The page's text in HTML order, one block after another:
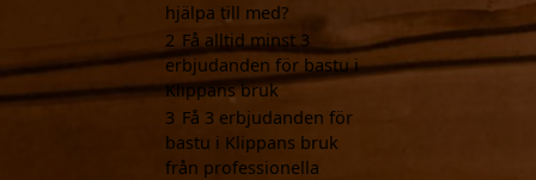
hjälpa till med?
2 Få alltid minst 3
erbjudanden för bastu i
Klippans bruk
3 Få 3 erbjudanden för
bastu i Klippans bruk
från professionella